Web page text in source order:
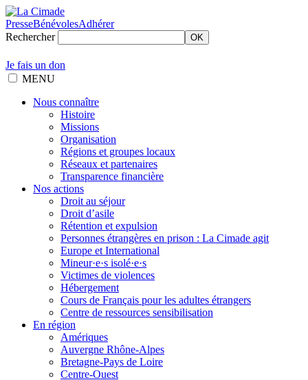
PresseBénévolesAdhérer
Rechercher
OK
Je fais un don
MENU
Nous connaître
Histoire
Missions
Organisation
Régions et groupes locaux
Réseaux et partenaires
Transparence financière
Nos actions
Droit au séjour
Droit d’asile
Rétention et expulsion
Personnes étrangères en prison : La Cimade agit
Europe et International
Mineur·e·s isolé·e·s
Victimes de violences
Hébergement
Cours de Français pour les adultes étrangers
Centre de ressources sensibilisation
En région
Amériques
Auvergne Rhône-Alpes
Bretagne-Pays de Loire
Centre-Ouest